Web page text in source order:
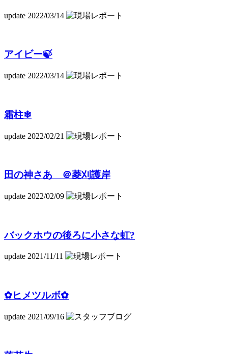
update 2022/03/14
アイビー🍃
update 2022/03/14
霜柱❄
update 2022/02/21
田の神さあ ＠菱刈護岸
update 2022/02/09
バックホウの後ろに小さな虹?
update 2021/11/11
✿ヒメツルボ✿
update 2021/09/16